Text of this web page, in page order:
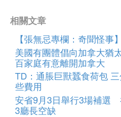
相關文章
【張無忌專欄：奇聞怪事
美國有團體倡向加拿大
百家庭有意離開加拿大
TD：通脹巨獸蠶食荷包
些費用
安省9月3日舉行3場補選
3廳長空缺